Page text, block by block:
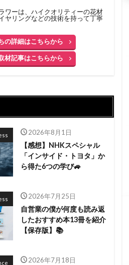
ワーは、ハイクオリティーの花材
ヤリングなどの技術を持って丁寧
の詳細はこちらから
材記事はこちらから
2026年8月1日
【感想】NHKスペシャル
「インサイド・トヨタ」か
ら得た6つの学び🚙
2026年7月25日
自営業の僕が何度も読み返
したおすすめ本13冊を紹介
【保存版】📚
2026年7月18日